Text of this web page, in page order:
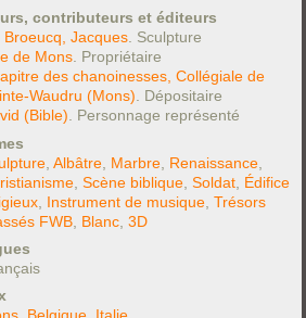
contributeurs et éditeurs
Broeucq, Jacques. Sculpture
de Mons. Propriétaire
des chanoinesses, Collégiale de
Waudru (Mons). Dépositaire
(Bible). Personnage représenté
Albâtre Marbre Renaissance
Scène biblique Soldat Édifice
Instrument de musique Trésors
FWB Blanc 3D